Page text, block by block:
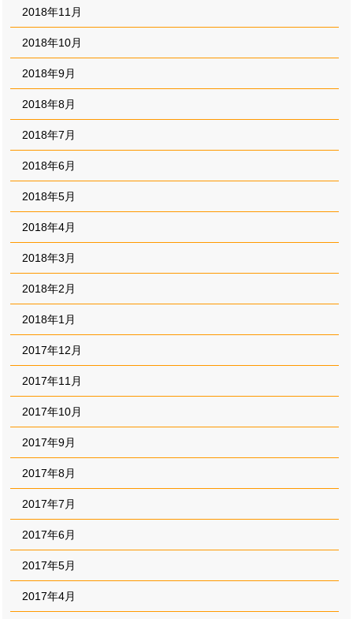
2018年11月
2018年10月
2018年9月
2018年8月
2018年7月
2018年6月
2018年5月
2018年4月
2018年3月
2018年2月
2018年1月
2017年12月
2017年11月
2017年10月
2017年9月
2017年8月
2017年7月
2017年6月
2017年5月
2017年4月